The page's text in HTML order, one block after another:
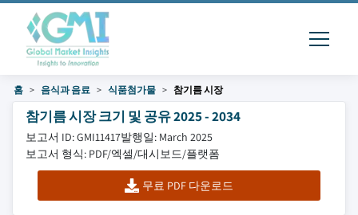
홈 음식과 음료 식품첨가물 참기름 시장
참기름 시장 크기 및 공유 2025 - 2034
보고서 ID: GMI11417발행일: March 2025
보고서 형식: PDF/엑셀/대시보드/플랫폼
무료 PDF 다운로드